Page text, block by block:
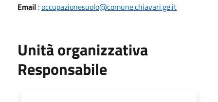
Email :occupazionesuolo@comune.chiavari.ge.it
Unità organizzativa
Responsabile